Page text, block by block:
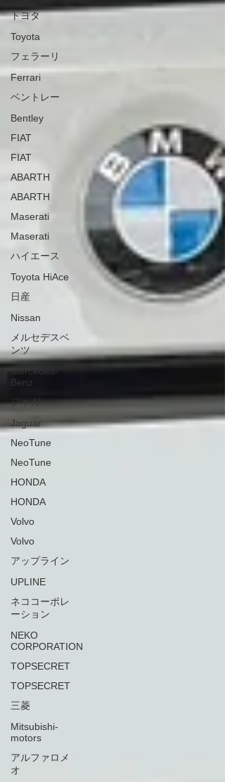
トヨタ
Toyota
フェラーリ
Ferrari
ベントレー
Bentley
FIAT
FIAT
ABARTH
ABARTH
Maserati
Maserati
ハイエース
Toyota HiAce
日産
Nissan
メルセデスベ
ンツ
Mercedes-
Benz
ジャガー
Jaguar
NeoTune
NeoTune
HONDA
HONDA
Volvo
Volvo
アップライン
UPLINE
ネココーポレ
ーション
NEKO
CORPORATION
TOPSECRET
TOPSECRET
三菱
Mitsubishi-
motors
アルファロメ
オ